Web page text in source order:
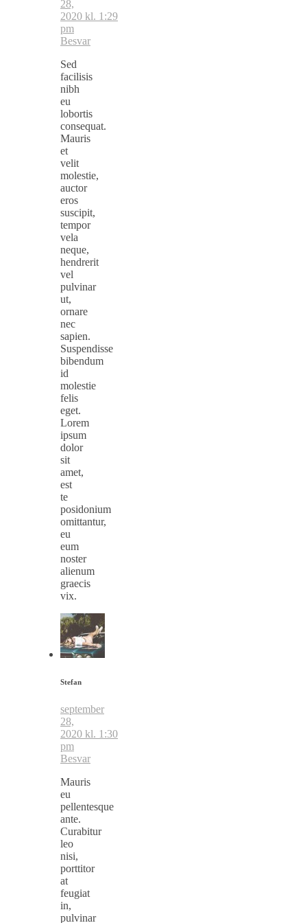
28,
2020 kl. 1:29
pm
Besvar
Sed
facilisis
nibh
eu
lobortis
consequat.
Mauris
et
velit
molestie,
auctor
eros
suscipit,
tempor
vela
neque,
hendrerit
vel
pulvinar
ut,
ornare
nec
sapien.
Suspendisse
bibendum
id
molestie
felis
eget.
Lorem
ipsum
dolor
sit
amet,
est
te
posidonium
omittantur,
eu
eum
noster
alienum
graecis
vix.
Stefan
september
28,
2020 kl. 1:30
pm
Besvar
Mauris
eu
pellentesque
ante.
Curabitur
leo
nisi,
porttitor
at
feugiat
in,
pulvinar